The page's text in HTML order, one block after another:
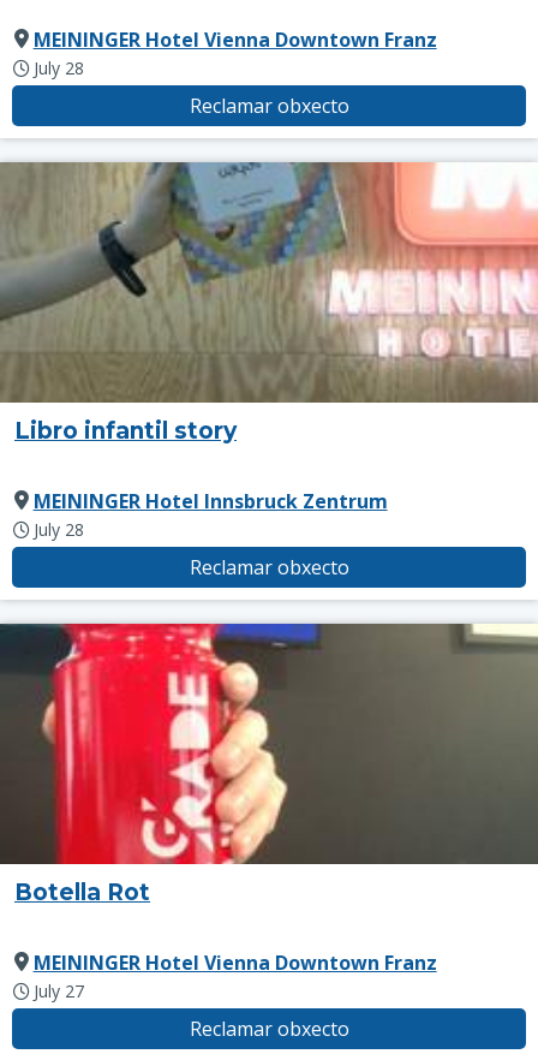
MEININGER Hotel Vienna Downtown Franz
July 28
Reclamar obxecto
Libro infantil story
MEININGER Hotel Innsbruck Zentrum
July 28
Reclamar obxecto
Botella Rot
MEININGER Hotel Vienna Downtown Franz
July 27
Reclamar obxecto